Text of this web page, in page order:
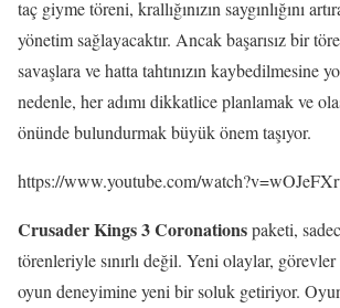
taç giyme töreni, krallığınızın saygınlığını
yönetim sağlayacaktır. Ancak başarısız bir
savaşlara ve hatta tahtınızın kaybedilmesine
nedenle, her adımı dikkatlice planlamak ve
önünde bulundurmak büyük önem taşıyor.
https://www.youtube.com/
Crusader Kings 3 Coronationspaketi,
törenleriyle sınırlı değil. Yeni olaylar,
oyun deneyimine yeni bir soluk getiriyor.